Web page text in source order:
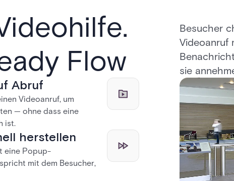
Flow
Besucher
Videoanruf
sie
Abruf
Videoanruf, um
— ohne dass eine
ist.
herstellen
eine Popup-
mit dem Besucher,